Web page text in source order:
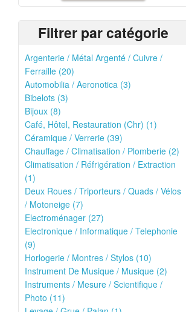
Filtrer par catégorie
Argenterie / Métal Argenté / Cuivre /
Ferraille (20)
Automobilia / Aeronotica (3)
Bibelots (3)
Bijoux (8)
Café, Hôtel, Restauration (Chr) (1)
Céramique / Verrerie (39)
Chauffage / Climatisation / Plomberie (2)
Climatisation / Réfrigération / Extraction
(1)
Deux Roues / Triporteurs / Quads / Vélos
/ Motoneige (7)
Electroménager (27)
Electronique / Informatique / Telephonie
(9)
Horlogerie / Montres / Stylos (10)
Instrument De Musique / Musique (2)
Instruments / Mesure / Scientifique /
Photo (11)